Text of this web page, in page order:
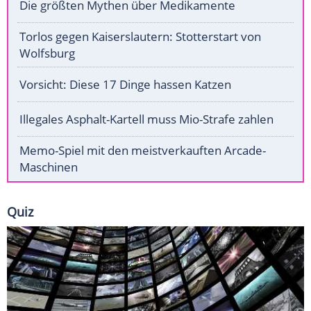
Die größten Mythen über Medikamente
Torlos gegen Kaiserslautern: Stotterstart von
Wolfsburg
Vorsicht: Diese 17 Dinge hassen Katzen
Illegales Asphalt-Kartell muss Mio-Strafe zahlen
Memo-Spiel mit den meistverkauften Arcade-
Maschinen
Quiz